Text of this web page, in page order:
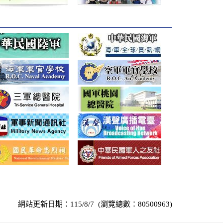
網站更新日期：115/8/7 (瀏覽總數：80500963)